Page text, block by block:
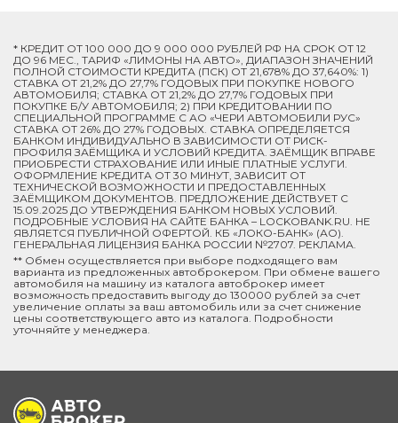
* КРЕДИТ ОТ 100 000 ДО 9 000 000 РУБЛЕЙ РФ НА СРОК ОТ 12
ДО 96 МЕС., ТАРИФ «ЛИМОНЫ НА АВТО», ДИАПАЗОН ЗНАЧЕНИЙ
ПОЛНОЙ СТОИМОСТИ КРЕДИТА (ПСК) ОТ 21,678% ДО 37,640%: 1)
СТАВКА ОТ 21,2% ДО 27,7% ГОДОВЫХ ПРИ ПОКУПКЕ НОВОГО
АВТОМОБИЛЯ; СТАВКА ОТ 21,2% ДО 27,7% ГОДОВЫХ ПРИ
ПОКУПКЕ Б/У АВТОМОБИЛЯ; 2) ПРИ КРЕДИТОВАНИИ ПО
СПЕЦИАЛЬНОЙ ПРОГРАММЕ C АО «ЧЕРИ АВТОМОБИЛИ РУС»
СТАВКА ОТ 26% ДО 27% ГОДОВЫХ. СТАВКА ОПРЕДЕЛЯЕТСЯ
БАНКОМ ИНДИВИДУАЛЬНО В ЗАВИСИМОСТИ ОТ РИСК-
ПРОФИЛЯ ЗАЁМЩИКА И УСЛОВИЙ КРЕДИТА. ЗАЁМЩИК ВПРАВЕ
ПРИОБРЕСТИ СТРАХОВАНИЕ ИЛИ ИНЫЕ ПЛАТНЫЕ УСЛУГИ.
ОФОРМЛЕНИЕ КРЕДИТА ОТ 30 МИНУТ, ЗАВИСИТ ОТ
ТЕХНИЧЕСКОЙ ВОЗМОЖНОСТИ И ПРЕДОСТАВЛЕННЫХ
ЗАЁМЩИКОМ ДОКУМЕНТОВ. ПРЕДЛОЖЕНИЕ ДЕЙСТВУЕТ С
15.09.2025 ДО УТВЕРЖДЕНИЯ БАНКОМ НОВЫХ УСЛОВИЙ.
ПОДРОБНЫЕ УСЛОВИЯ НА САЙТЕ БАНКА – LOCKOBANK.RU. НЕ
ЯВЛЯЕТСЯ ПУБЛИЧНОЙ ОФЕРТОЙ. КБ «ЛОКО-БАНК» (АО).
ГЕНЕРАЛЬНАЯ ЛИЦЕНЗИЯ БАНКА РОССИИ №2707. РЕКЛАМА.
** Обмен осуществляется при выборе подходящего вам
варианта из предложенных автоброкером. При обмене вашего
автомобиля на машину из каталога автоброкер имеет
возможность предоставить выгоду до 130000 рублей за счет
увеличение оплаты за ваш автомобиль или за счет снижение
цены соответствующего авто из каталога. Подробности
уточняйте у менеджера.